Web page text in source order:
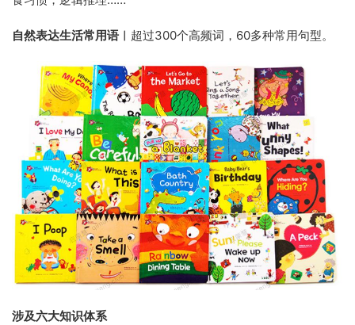
自然表达生活常用语︱ 超过300个高频词，60多种常用句型。
涉及六大知识体系